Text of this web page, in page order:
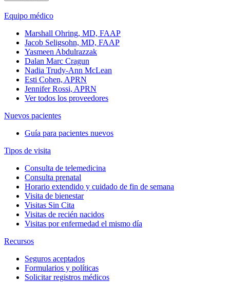
Equipo médico
Marshall Ohring, MD, FAAP
Jacob Seligsohn, MD, FAAP
Yasmeen Abdulrazzak
Dalan Marc Cragun
Nadia Trudy-Ann McLean
Esti Cohen, APRN
Jennifer Rossi, APRN
Ver todos los proveedores
Nuevos pacientes
Guía para pacientes nuevos
Tipos de visita
Consulta de telemedicina
Consulta prenatal
Horario extendido y cuidado de fin de semana
Visita de bienestar
Visitas Sin Cita
Visitas de recién nacidos
Visitas por enfermedad el mismo día
Recursos
Seguros aceptados
Formularios y políticas
Solicitar registros médicos